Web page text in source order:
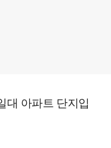
대 아파트 단지입